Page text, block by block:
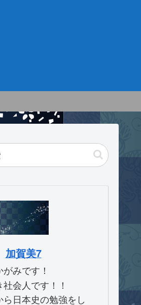
加賀美7
みです！
会人です！！
日本史の勉強をし